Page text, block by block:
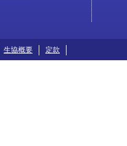
生協概要 定款